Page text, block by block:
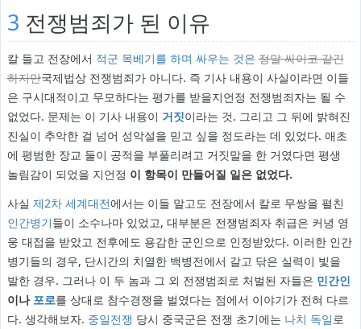
3 전쟁범죄가 된 이유
칼 들고 전장에서 적군 목베기를 하며 싸우는 것은 정말 싸이코 같긴
하지만국제법상 전쟁범죄가 아니다. 즉 기사 내용이 사실이라면 이들
은 구시대적이고 무모하다는 평가를 받을지언정 전쟁범죄자는 될 수
없었다. 문제는 이 기사 내용이 거짓이라는 것. 그리고 그 뒤에 밝혀진
진실이 추악한 걸 넘어 성악설을 믿고 싶을 정도라는 데 있었다. 애초
에 평범한 장교 둘이 공적을 부풀리려고 거짓말을 한 거였다면 평생
놀림감이 되었을 지언정 이 항목이 만들어질 일은 없었다.
사실 제2차 세계대전에서는 이들 말고도 전장에서 칼로 무쌍을 펼친
인간병기들이 소수나마 있었고, 대부분은 전쟁범죄자 취급은 커녕 영
웅 대접을 받았고 전후에도 용감한 군인으로 인정받았다. 이러한 인간
병기들의 경우, 단시간의 치열한 백병전에서 갈고 닦은 실력이 빛을
발한 경우. 그러나 이 두 놈과 그 외 전쟁범죄로 처벌된 자들은 민간인
이나 포로를 상대로 참수경쟁을 벌였다는 점에서 이야기가 전혀 다르
다. 생각해보자. 중일전쟁 당시 중국군은 전쟁 초기에는 나치 독일 로